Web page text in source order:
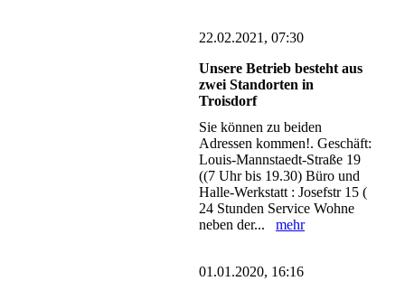
22.02.2021, 07:30
Unsere Betrieb besteht aus
zwei Standorten in
Troisdorf
Sie können zu beiden
Adressen kommen!. Geschäft:
Louis-Mannstaedt-Straße 19
((7 Uhr bis 19.30) Büro und
Halle-Werkstatt : Josefstr 15 (
24 Stunden Service Wohne
neben der...mehr
01.01.2020, 16:16